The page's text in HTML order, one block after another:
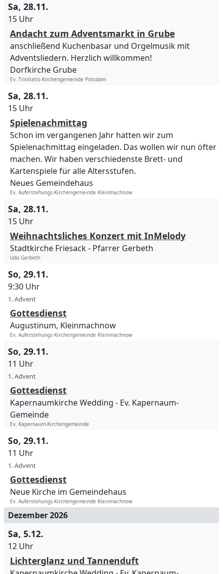
Sa, 28.11.
15 Uhr
Andacht zum Adventsmarkt in Grube
anschließend Kuchenbasar und Orgelmusik mit
Adventsliedern. Herzlich willkommen!
Dorfkirche Grube
Ev. Trinitatis-Kirchengemeinde Potsdam
Sa, 28.11.
15 Uhr
Spielenachmittag
Schon im vergangenen Jahr hatten wir zum
Spielenachmittag eingeladen. Das wollen wir nun öfter
machen. Wir haben verschiedenste Brett- und
Kartenspiele für alle Altersstufen.
Neues Gemeindehaus
Ev. Auferstehungs-Kirchengemeinde Kleinmachnow
Sa, 28.11.
15 Uhr
Weihnachtsliches Konzert mit InMelody
Stadtkirche Friesack Pfarrer Gerbeth
Udo Gerbeth
So, 29.11.
9:30 Uhr
1. Advent
Gottesdienst
Augustinum, Kleinmachnow
Ev. Auferstehungs-Kirchengemeinde Kleinmachnow
So, 29.11.
11 Uhr
1. Advent
Gottesdienst
Kapernaumkirche Wedding
Ev. Kapernaum-
Gemeinde
Ev. Kapernaum-Kirchengemeinde
So, 29.11.
11 Uhr
1. Advent
Gottesdienst
Neue Kirche im Gemeindehaus
Ev. Auferstehungs-Kirchengemeinde Kleinmachnow
Dezember 2026
Sa, 5.12.
12 Uhr
Lichterglanz und Tannenduft